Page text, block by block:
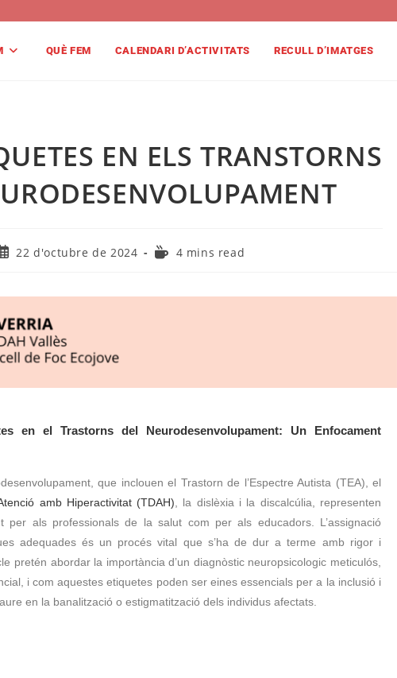
QUÈ FEM CALENDARI D’ACTIVITATS RECULL D’IMATGES
EN ELS TRANSTORNS
22 d'octubre de 2024 4 mins read
en el Trastorns del Neurodesenvolupament: Un Enfocament
que inclouen el Trastorn de l’Espectre Autista (TEA), el
amb Hiperactivitat (TDAH), la dislèxia i la discalcúlia, representen
per als professionals de la salut com per als educadors. L’assignació
adequades és un procés vital que s’ha de dur a terme amb rigor i
pretén abordar la importància d’un diagnòstic neuropsicologic meticulós,
i com aquestes etiquetes poden ser eines essencials per a la inclusió i
en la banalització o estigmatització dels individus afectats.